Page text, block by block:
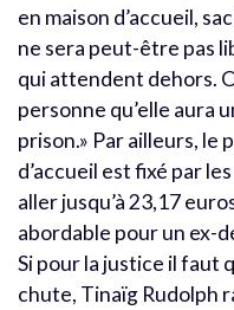
en maison d’accueil,
ne sera peut-être pas
qui attendent dehors.
personne qu’elle aura
prison.» Par ailleurs, le
d’accueil est fixé par
aller jusqu’à 23,17
abordable pour un ex-
Si pour la justice il faut
chute, Tinaïg Rudolph